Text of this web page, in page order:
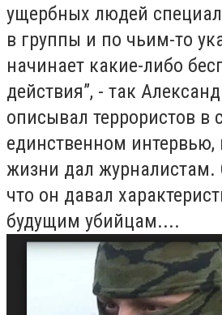
ущербных людей
в группы и по чьим-то
начинает какие-либо
действия”, - так
описывал террористов в
единственном интервью,
жизни дал журналистам.
что он давал
будущим убийцам....